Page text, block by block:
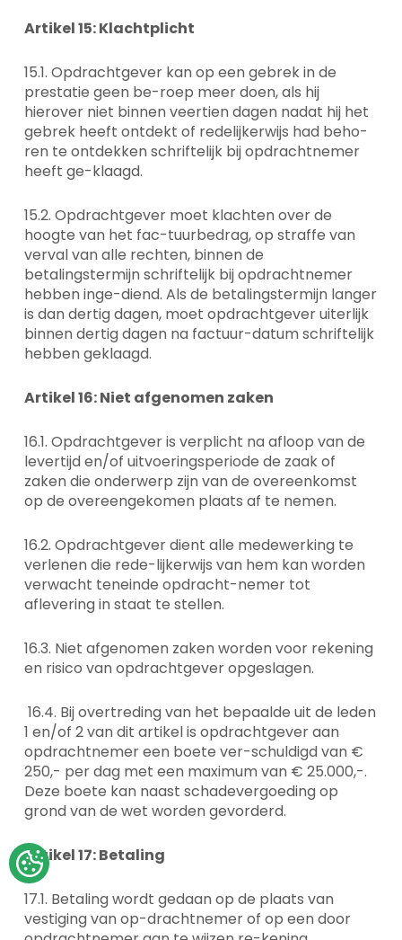
Update
cookies
preferences
Artikel 15: Klachtplicht
15.1. Opdrachtgever kan op een gebrek in de
prestatie geen be-roep meer doen, als hij
hierover niet binnen veertien dagen nadat hij het
gebrek heeft ontdekt of redelijkerwijs had beho-
ren te ontdekken schriftelijk bij opdrachtnemer
heeft ge-klaagd.
15.2. Opdrachtgever moet klachten over de
hoogte van het fac-tuurbedrag, op straffe van
verval van alle rechten, binnen de
betalingstermijn schriftelijk bij opdrachtnemer
hebben inge-diend. Als de betalingstermijn langer
is dan dertig dagen, moet opdrachtgever uiterlijk
binnen dertig dagen na factuur-datum schriftelijk
hebben geklaagd.
Artikel 16: Niet afgenomen zaken
16.1. Opdrachtgever is verplicht na afloop van de
levertijd en/of uitvoeringsperiode de zaak of
zaken die onderwerp zijn van de overeenkomst
op de overeengekomen plaats af te nemen.
16.2. Opdrachtgever dient alle medewerking te
verlenen die rede-lijkerwijs van hem kan worden
verwacht teneinde opdracht-nemer tot
aflevering in staat te stellen.
16.3. Niet afgenomen zaken worden voor rekening
en risico van opdrachtgever opgeslagen.
16.4. Bij overtreding van het bepaalde uit de leden
1 en/of 2 van dit artikel is opdrachtgever aan
opdrachtnemer een boete ver-schuldigd van €
250,- per dag met een maximum van € 25.000,-.
Deze boete kan naast schadevergoeding op
grond van de wet worden gevorderd.
Artikel 17: Betaling
17.1. Betaling wordt gedaan op de plaats van
vestiging van op-drachtnemer of op een door